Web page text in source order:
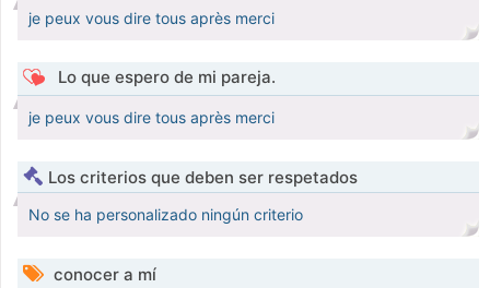
je peux vous dire tous après merci
Lo que espero de mi pareja.
je peux vous dire tous après merci
Los criterios que deben ser respetados
No se ha personalizado ningún criterio
conocer a mí